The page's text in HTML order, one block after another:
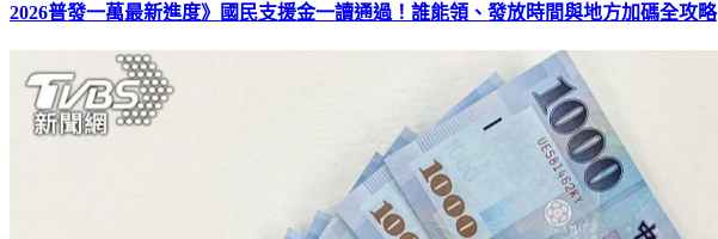
2026普發一萬最新進度》國民支援金一讀通過！誰能領、發放時間與地方加碼全攻略